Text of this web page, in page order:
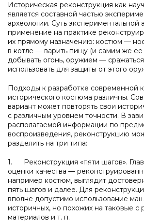
Историческая реконструкция как
является составной частью
археологии. Суть экспериментальной
применение на практике
их прямому назначению: костюм —
в котле — варить пищу (и самим же
добывать огонь, оружием —
использовать для защиты от этого
Подходы к разработке современной
исторического костюма различны.
вариант может повторять свои
с различным уровнем точности. В
располагаемой информации по
воспроизведения, реконструкцию
разделить на три типа:
1. Реконструкция «пяти шагов».
оценки качества —
например костюм, выглядит
пять шагов и далее. Для
вполне допустимо использование
историчных, но похожих на таковые с
материалов и т. п.